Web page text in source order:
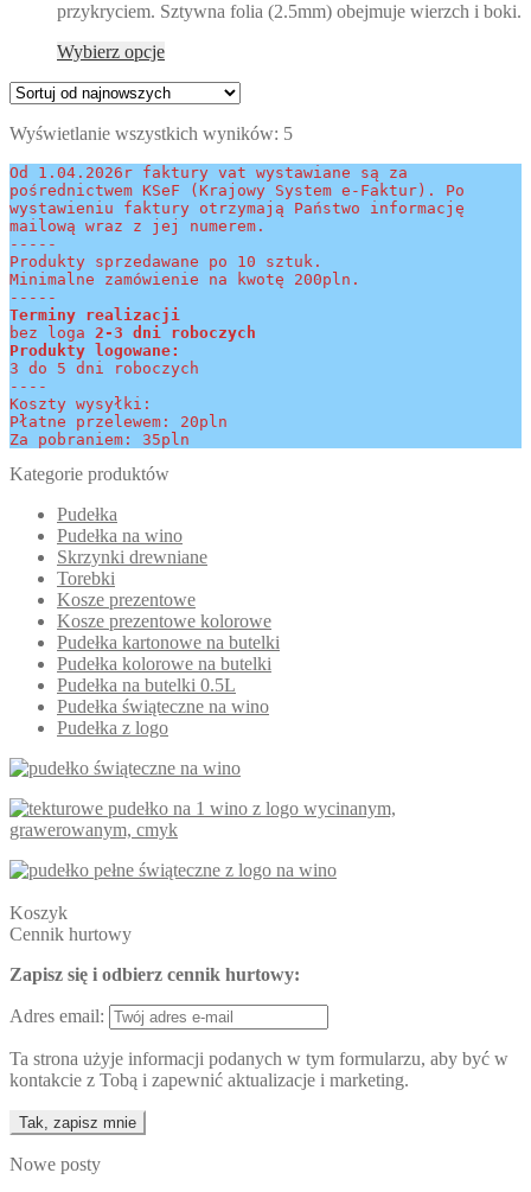
stronie
przykryciem. Sztywna folia (2.5mm) obejmuje wierzch i boki.
Wybierz opcjeTen
ma
wariantów.
można
wybrać
na
produktu
Wyświetlanie wszystkich wyników: 5Posortowane
najnowszych
Od 1.04.2026r faktury vat wystawiane są za
pośrednictwem KSeF (Krajowy System e-Faktur). Po
wystawieniu faktury otrzymają Państwo informację
mailową wraz z jej numerem.
-----
Produkty sprzedawane po 10 sztuk.
Minimalne zamówienie na kwotę 200pln.
-----
Terminy realizacji
bez loga 2-3 dni roboczych
Produkty logowane:
3 do 5 dni roboczych
----
Koszty wysyłki:
Płatne przelewem: 20pln
Za pobraniem: 35pln
Kategorie produktów
Pudełka
Pudełka na wino
Skrzynki drewniane
Torebki
Kosze prezentowe
Kosze prezentowe kolorowe
Pudełka kartonowe na butelki
Pudełka kolorowe na butelki
Pudełka na butelki 0.5L
Pudełka świąteczne na wino
Pudełka z logo
Koszyk
Cennik hurtowy
Zapisz się i odbierz cennik hurtowy:
Adres email:
Ta strona użyje informacji podanych w tym formularzu, aby być w
kontakcie z Tobą i zapewnić aktualizacje i marketing.
Nowe posty